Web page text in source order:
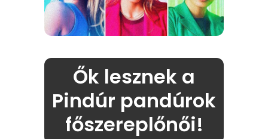
Ők lesznek a
Pindúr pandúrok
főszereplőnői!